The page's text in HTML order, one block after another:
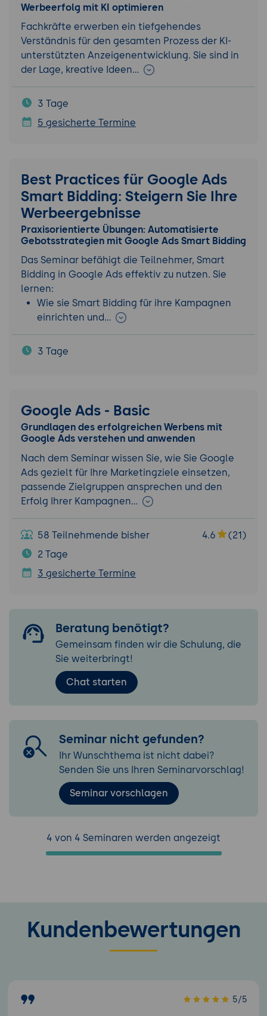
Werbeerfolg mit KI optimieren
Fachkräfte erwerben ein tiefgehendes
Verständnis für den gesamten Prozess der KI-
unterstützten Anzeigenentwicklung. Sie sind in
der Lage, kreative Ideen…
3 Tage
5 gesicherte Termine
Best Practices für Google Ads
Smart Bidding: Steigern Sie Ihre
Werbeergebnisse
Praxisorientierte Übungen: Automatisierte
Gebotsstrategien mit Google Ads Smart Bidding
Das Seminar befähigt die Teilnehmer, Smart
Bidding in Google Ads effektiv zu nutzen. Sie
lernen:
Wie sie Smart Bidding für ihre Kampagnen
einrichten und…
3 Tage
Google Ads - Basic
Grundlagen des erfolgreichen Werbens mit
Google Ads verstehen und anwenden
Nach dem Seminar wissen Sie, wie Sie Google
Ads gezielt für Ihre Marketingziele einsetzen,
passende Zielgruppen ansprechen und den
Erfolg Ihrer Kampagnen…
58 Teilnehmende bisher 4.6
(21)
2 Tage
3 gesicherte Termine
Beratung benötigt?
Gemeinsam finden wir die Schulung, die
Sie weiterbringt!
Chat starten
Seminar nicht gefunden?
Ihr Wunschthema ist nicht dabei?
Senden Sie uns Ihren Seminarvorschlag!
Seminar vorschlagen
4 von 4 Seminaren werden angezeigt
Kundenbewertungen
5/5